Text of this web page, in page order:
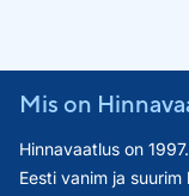
Mis on
Hinnavaatlus on
Eesti vanim ja